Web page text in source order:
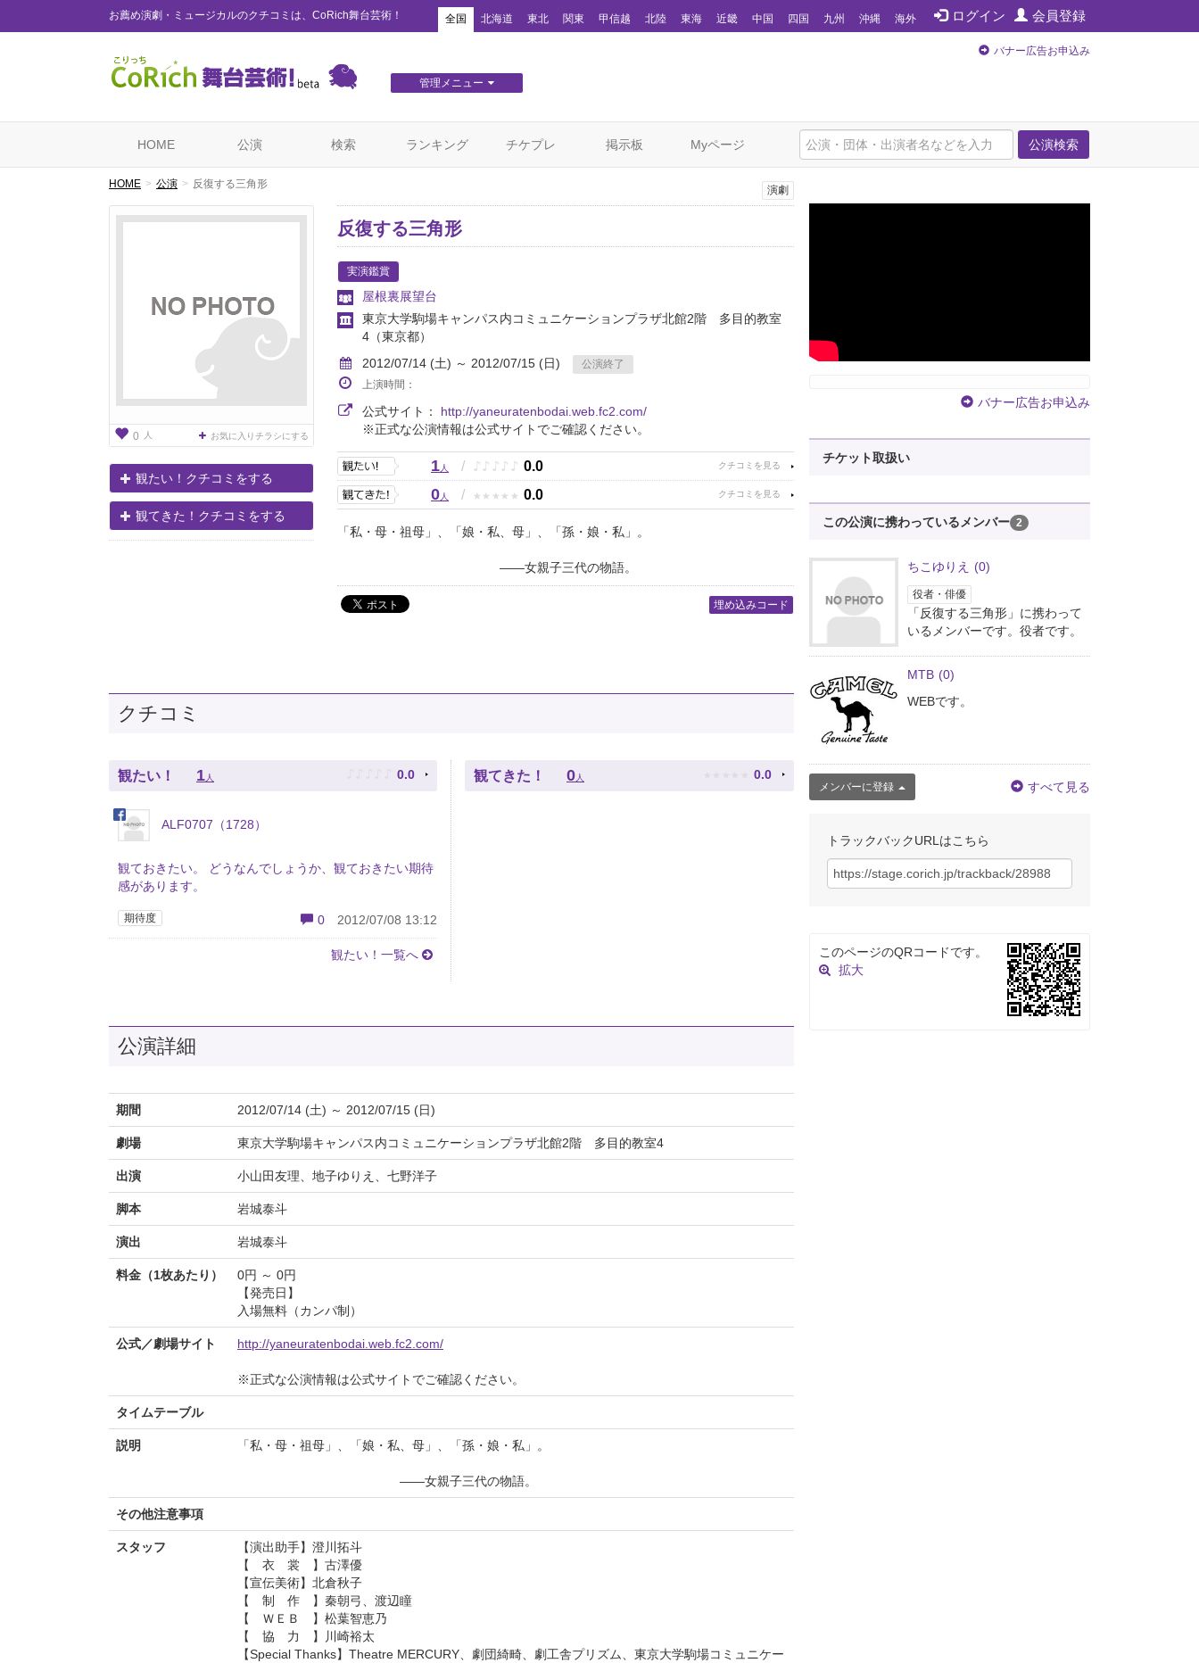
お薦め演劇・ミュージカルのクチコミは、CoRich舞台芸術！ ログイン 会員登録
全国 北海道 東北 関東 甲信越 北陸 東海 近畿 中国 四国 九州 沖縄 海外
管理メニュー
バナー広告お申込み
公演検索
HOME 公演 検索 ランキング チケプレ 掲示板 Myページ
HOME 公演 反復する三角形
0 人 お気に入りチラシにする
観たい！クチコミをする
観てきた！クチコミをする
演劇
反復する三角形
実演鑑賞
屋根裏展望台
東京大学駒場キャンパス内コミュニケーションプラザ北館2階 多目的教室
4 （東京都）
2012/07/14 (土) ～ 2012/07/15 (日)
公演終了
上演時間：
公式サイト： http://yaneuratenbodai.web.fc2.com/
※正式な公演情報は公式サイトでご確認ください。
1人 / ♪ ♪ ♪ ♪ ♪ 0.0
0人 / ★ ★ ★ ★ ★ 0.0
「私・母・祖母」、「娘・私、母」、「孫・娘・私」。
――女親子三代の物語。
埋め込みコード
クチコミ
観たい！ 1 人 ♪ ♪ ♪ ♪ ♪ 0.0
ALF0707（1728）
観ておきたい。 どうなんでしょうか、観ておきたい期待
感があります。
期待度 0 2012/07/08 13:12
観たい！一覧へ
観てきた！ 0 人 ★ ★ ★ ★ ★ 0.0
公演詳細
期間 2012/07/14 (土) ～ 2012/07/15 (日)
劇場 東京大学駒場キャンパス内コミュニケーションプラザ北館2階 多目的教室4
出演 小山田友理、地子ゆりえ、七野洋子
脚本 岩城泰斗
演出 岩城泰斗
料金（1枚あたり）
0円 ～ 0円
【発売日】
入場無料（カンパ制）
公式／劇場サイト http://yaneuratenbodai.web.fc2.com/
※正式な公演情報は公式サイトでご確認ください。
タイムテーブル
説明 「私・母・祖母」、「娘・私、母」、「孫・娘・私」。
――女親子三代の物語。
その他注意事項
スタッフ
【演出助手】澄川拓斗
【 衣 裳 】古澤優
【宣伝美術】北倉秋子
【 制 作 】秦朝弓、渡辺瞳
【 ＷＥＢ 】松葉智恵乃
【 協 力 】川崎裕太
【Special Thanks】Theatre MERCURY、劇団綺畸、劇工舎プリズム、東京大学駒場コミュニケー
バナー広告お申込み
チケット取扱い
この公演に携わっているメンバー 2
ちこゆりえ (0)
役者・俳優
「反復する三角形」に携わって
いるメンバーです。役者です。
MTB (0)
WEBです。
メンバーに登録 すべて見る
トラックバックURLはこちら
このページのQRコードです。
拡大